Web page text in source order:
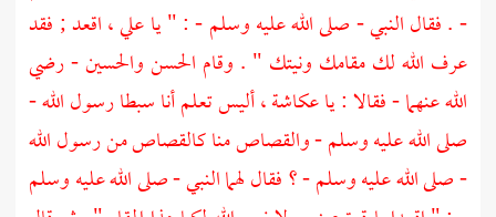
- . فقال النبي - صلى الله عليه وسلم - : " ياعلي، اقعد ; فقد
عرف الله لك مقامك ونيتك " . وقام الحسنوالحسين- رضي
الله عنهما - فقالا : ياعكاشة، أليس تعلم أنا سبطا رسول الله -
صلى الله عليه وسلم - والقصاص منا كالقصاص من رسول الله
- صلى الله عليه وسلم - ؟ فقال لهما النبي - صلى الله عليه وسلم